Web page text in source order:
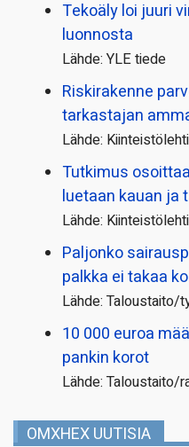
Tekoäly loi juuri
luonnosta
Lähde: YLE tiede
Riskirakenne
tarkastajan
Lähde: Kiinteistölehti
Tutkimus
luetaan kauan ja
Lähde: Kiinteistölehti
Paljonko
palkka ei takaa
Lähde: Taloustaito/
10 000 euroa
pankin korot
Lähde: Taloustaito/
OMXHEX UUTISIA